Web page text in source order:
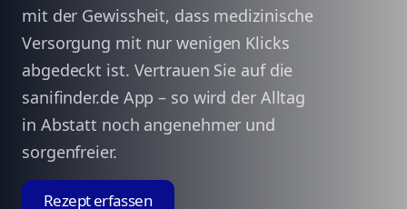
mit der Gewissheit, dass medizinische
Versorgung mit nur wenigen Klicks
abgedeckt ist. Vertrauen Sie auf die
sanifinder.de App – so wird der Alltag
in Abstatt noch angenehmer und
sorgenfreier.
Rezept erfassen